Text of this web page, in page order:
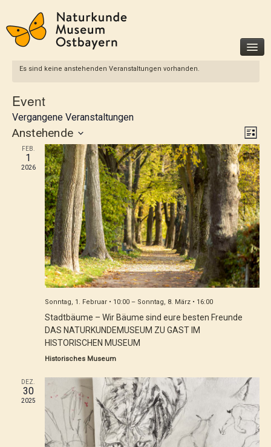
Besucherinfo
Geschichte
Förderer und Partner
Unterstützen Sie uns
Ausstellungen
Dauerausstellungen
Sonderausstellungen
Veranstaltungen
Für Kinder
Vorträge, Musik & Literatur
Es sind keine anstehenden Veranstaltungen vorhanden.
Event
Liste
Anstehende
Datum
wählen.
Vergangene Veranstaltungen
FEB.
1
2026
Sonntag, 1. Februar • 10:00– Sonntag, 8. März • 16:00
Stadtbäume – Wir Bäume sind eure besten Freunde
DAS NATURKUNDEMUSEUM ZU GAST IM
HISTORISCHEN MUSEUM
Historisches Museum
DEZ.
30
2025